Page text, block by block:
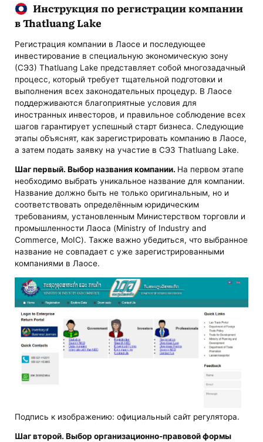
Инструкция по регистрации компании
в Thatluang Lake
Регистрация компании в Лаосе и последующее
инвестирование в специальную экономическую зону
(СЭЗ) Thatluang Lake представляет собой многозадачный
процесс, который требует тщательной подготовки и
выполнения всех законодательных процедур. В Лаосе
поддерживаются благоприятные условия для
иностранных инвесторов, и правильное соблюдение всех
шагов гарантирует успешный старт бизнеса. Следующие
этапы объяснят, как зарегистрировать компанию в Лаосе,
а затем подать заявку на участие в СЭЗ Thatluang Lake.
Шаг первый. Выбор названия компании. На первом этапе
необходимо выбрать уникальное название для компании.
Название должно быть не только оригинальным, но и
соответствовать определённым юридическим
требованиям, установленным Министерством торговли и
промышленности Лаоса (Ministry of Industry and
Commerce, MoIC). Также важно убедиться, что выбранное
название не совпадает с уже зарегистрированными
компаниями в Лаосе.
Подпись к изображению: официальный сайт регулятора.
Шаг второй. Выбор организационно-правовой формы